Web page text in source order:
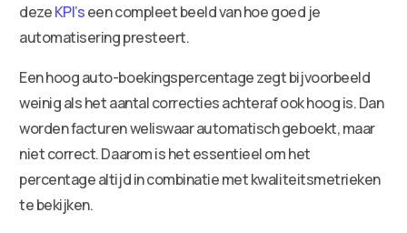
dezeKPI’seen compleet beeld van hoe goed je
automatisering presteert.
Een hoog auto-boekingspercentage zegt bijvoorbeeld
weinig als het aantal correcties achteraf ook hoog is. Dan
worden facturen weliswaar automatisch geboekt, maar
niet correct. Daarom is het essentieel om het
percentage altijd in combinatie met kwaliteitsmetrieken
te bekijken.